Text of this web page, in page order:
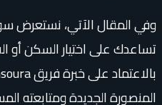
وفي المقال الآتي، نستعرض
تساعدك على اختيار السكن أو
المنصورة الجديدة ومتابعته